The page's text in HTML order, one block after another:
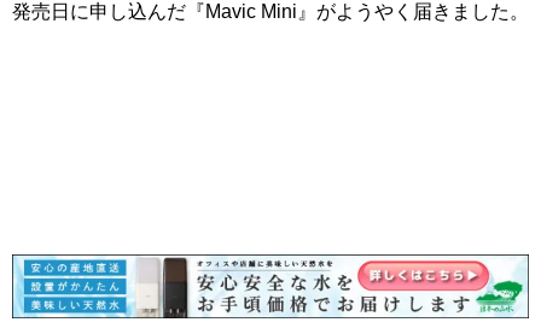
発売日に申し込んだ『Mavic Mini』がようやく届きました。